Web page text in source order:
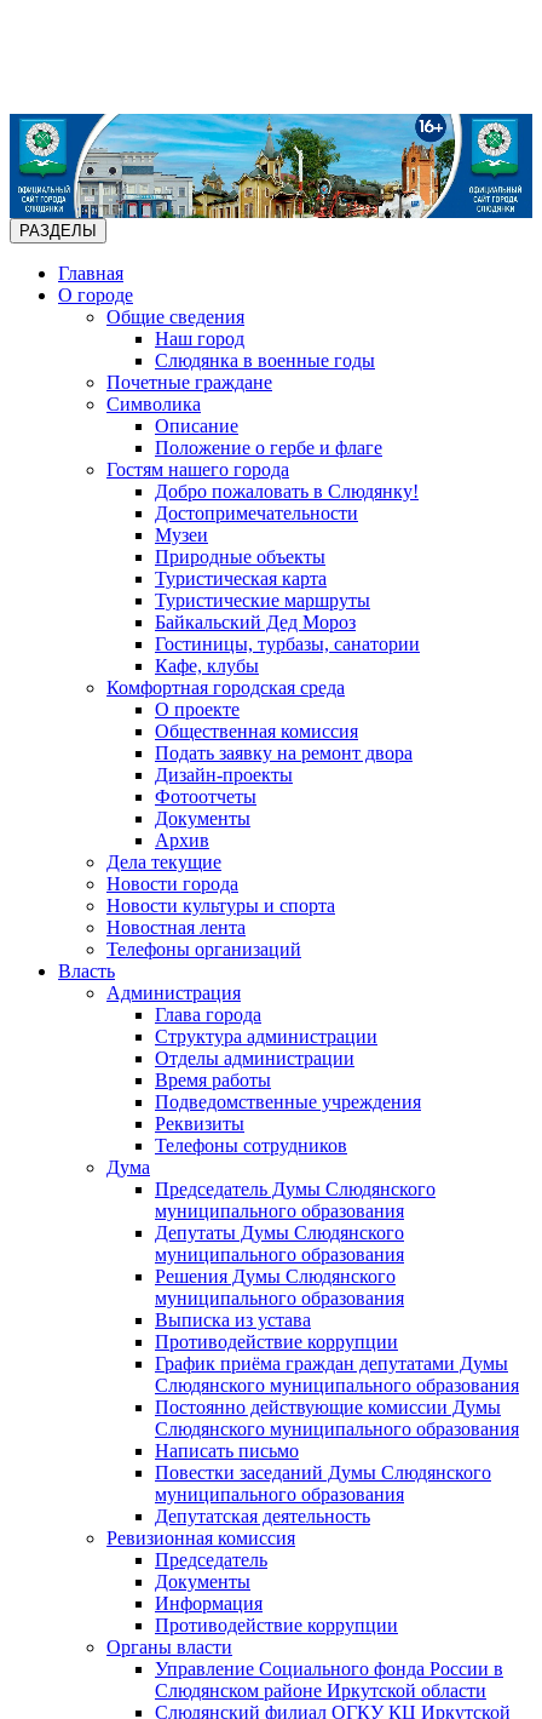
РАЗДЕЛЫ
Главная
О городе
Общие сведения
Наш город
Слюдянка в военные годы
Почетные граждане
Символика
Описание
Положение о гербе и флаге
Гостям нашего города
Добро пожаловать в Слюдянку!
Достопримечательности
Музеи
Природные объекты
Туристическая карта
Туристические маршруты
Байкальский Дед Мороз
Гостиницы, турбазы, санатории
Кафе, клубы
Комфортная городская среда
О проекте
Общественная комиссия
Подать заявку на ремонт двора
Дизайн-проекты
Фотоотчеты
Документы
Архив
Дела текущие
Новости города
Новости культуры и спорта
Новостная лента
Телефоны организаций
Власть
Администрация
Глава города
Структура администрации
Отделы администрации
Время работы
Подведомственные учреждения
Реквизиты
Телефоны сотрудников
Дума
Председатель Думы Слюдянского
муниципального образования
Депутаты Думы Слюдянского
муниципального образования
Решения Думы Слюдянского
муниципального образования
Выписка из устава
Противодействие коррупции
График приёма граждан депутатами Думы
Слюдянского муниципального образования
Постоянно действующие комиссии Думы
Слюдянского муниципального образования
Написать письмо
Повестки заседаний Думы Слюдянского
муниципального образования
Депутатская деятельность
Ревизионная комиссия
Председатель
Документы
Информация
Противодействие коррупции
Органы власти
Управление Социального фонда России в
Слюдянском районе Иркутской области
Слюдянский филиал ОГКУ КЦ Иркутской